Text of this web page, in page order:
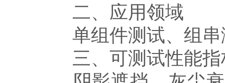
二、应用领域
单组件测试、组串
三、可测试性能指